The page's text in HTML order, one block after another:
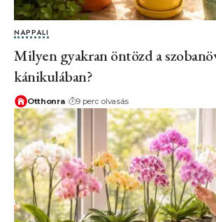
NAPPALI
Milyen gyakran öntözd a
kánikulában?
Otthonra 9 perc olvasás